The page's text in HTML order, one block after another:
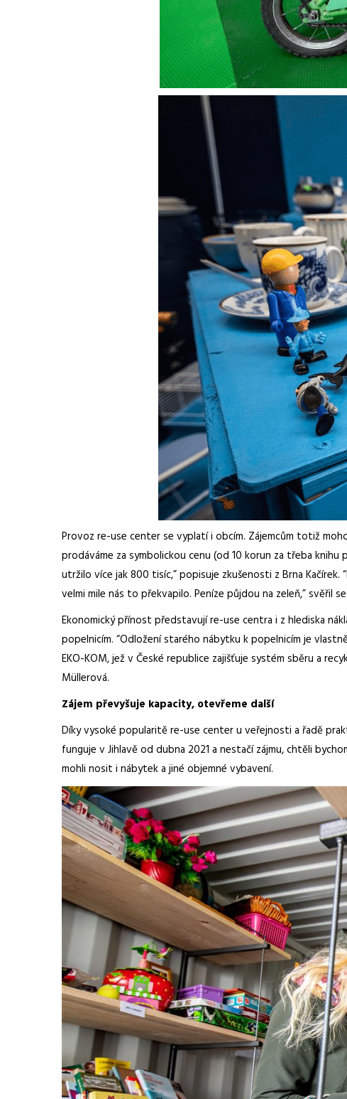
Provoz re-use center se vyplatí i obcím. Zájemcům totiž
prodáváme za symbolickou cenu (od 10 korun za třeba
utržilo více jak 800 tisíc,” popisuje zkušenosti z Brna
velmi mile nás to překvapilo. Peníze půjdou na zeleň,” svěřil
Ekonomický přínost představují re-use centra i z hlediska
popelnicím. “Odložení starého nábytku k popelnicím je
EKO-KOM, jež v České republice zajišťuje systém sběru a
Müllerová.
Zájem převyšuje kapacity, otevřeme další
Díky vysoké popularitě re-use center u veřejnosti a řadě
funguje v Jihlavě od dubna 2021 a nestačí zájmu, chtěli
mohli nosit i nábytek a jiné objemné vybavení.